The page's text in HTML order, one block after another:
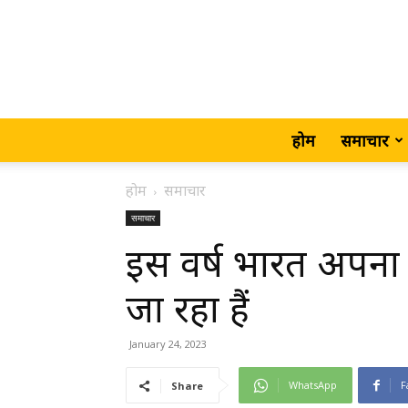
होम समाचार
होम समाचार
समाचार
इस वर्ष भारत
जा रहा हैं
January 24, 2023
Share WhatsApp